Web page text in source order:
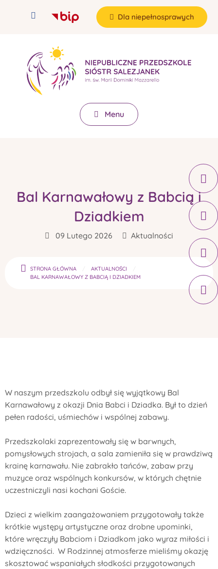
Dla niepełnosprawych
Menu
Bal Karnawałowy z Babcią i
Dziadkiem
09 Lutego 2026 Aktualności
STRONA GŁÓWNA
AKTUALNOŚCI
BAL KARNAWAŁOWY Z BABCIĄ I DZIADKIEM
W naszym przedszkolu odbył się wyjątkowy Bal
Karnawałowy z okazji Dnia Babci i Dziadka. Był to dzień
pełen radości, uśmiechów i wspólnej zabawy.
Przedszkolaki zaprezentowały się w barwnych,
pomysłowych strojach, a sala zamieniła się w prawdziwą
krainę karnawału. Nie zabrakło tańców, zabaw przy
muzyce oraz wspólnych konkursów, w których chętnie
uczestniczyli nasi kochani Goście.
Dzieci z wielkim zaangażowaniem przygotowały także
krótkie występy artystyczne oraz drobne upominki,
które wręczyły Babciom i Dziadkom jako wyraz miłości i
wdzięczności. W Rodzinnej atmosferze mieliśmy okazję
skosztować wspaniałych słodkości przygotowanych